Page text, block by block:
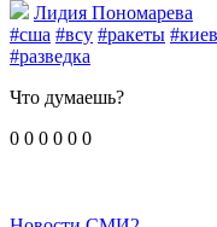
Лидия Пономарева
#сша #всу #ракеты #киев
#разведка
Что думаешь?
0 0 0 0 0 0